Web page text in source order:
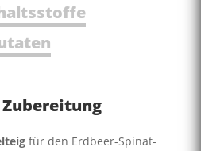
für den Erdbeer-Spinat-